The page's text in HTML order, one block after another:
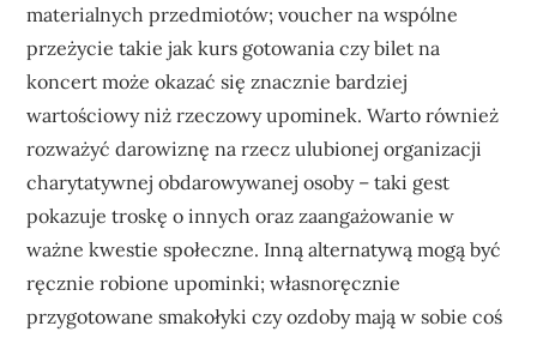
materialnych przedmiotów; voucher na wspólne
przeżycie takie jak kurs gotowania czy bilet na
koncert może okazać się znacznie bardziej
wartościowy niż rzeczowy upominek. Warto również
rozważyć darowiznę na rzecz ulubionej organizacji
charytatywnej obdarowywanej osoby – taki gest
pokazuje troskę o innych oraz zaangażowanie w
ważne kwestie społeczne. Inną alternatywą mogą być
ręcznie robione upominki; własnoręcznie
przygotowane smakołyki czy ozdoby mają w sobie coś